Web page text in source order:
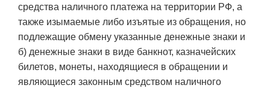
средства наличного платежа на территории РФ, а
также изымаемые либо изъятые из обращения, но
подлежащие обмену указанные денежные знаки и
б) денежные знаки в виде банкнот, казначейских
билетов, монеты, находящиеся в обращении и
являющиеся законным средством наличного